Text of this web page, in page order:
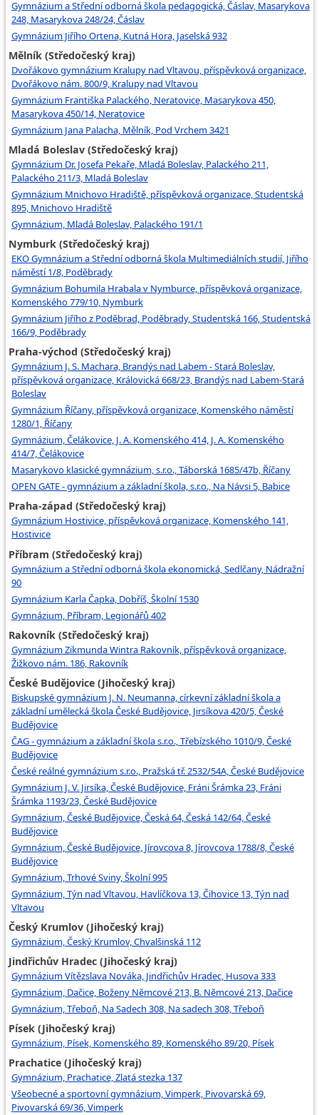
Gymnázium a Střední odborná škola pedagogická, Čáslav, Masarykova
248, Masarykova 248/24, Čáslav
Gymnázium Jiřího Ortena, Kutná Hora, Jaselská 932
Mělník (Středočeský kraj)
Dvořákovo gymnázium Kralupy nad Vltavou, příspěvková organizace,
Dvořákovo nám. 800/9, Kralupy nad Vltavou
Gymnázium Františka Palackého, Neratovice, Masarykova 450,
Masarykova 450/14, Neratovice
Gymnázium Jana Palacha, Mělník, Pod Vrchem 3421
Mladá Boleslav (Středočeský kraj)
Gymnázium Dr. Josefa Pekaře, Mladá Boleslav, Palackého 211,
Palackého 211/3, Mladá Boleslav
Gymnázium Mnichovo Hradiště, příspěvková organizace, Studentská
895, Mnichovo Hradiště
Gymnázium, Mladá Boleslav, Palackého 191/1
Nymburk (Středočeský kraj)
EKO Gymnázium a Střední odborná škola Multimediálních studií, Jiřího
náměstí 1/8, Poděbrady
Gymnázium Bohumila Hrabala v Nymburce, příspěvková organizace,
Komenského 779/10, Nymburk
Gymnázium Jiřího z Poděbrad, Poděbrady, Studentská 166, Studentská
166/9, Poděbrady
Praha-východ (Středočeský kraj)
Gymnázium J. S. Machara, Brandýs nad Labem - Stará Boleslav,
příspěvková organizace, Královická 668/23, Brandýs nad Labem-Stará
Boleslav
Gymnázium Říčany, příspěvková organizace, Komenského náměstí
1280/1, Říčany
Gymnázium, Čelákovice, J. A. Komenského 414, J. A. Komenského
414/7, Čelákovice
Masarykovo klasické gymnázium, s.r.o., Táborská 1685/47b, Říčany
OPEN GATE - gymnázium a základní škola, s.r.o., Na Návsi 5, Babice
Praha-západ (Středočeský kraj)
Gymnázium Hostivice, příspěvková organizace, Komenského 141,
Hostivice
Příbram (Středočeský kraj)
Gymnázium a Střední odborná škola ekonomická, Sedlčany, Nádražní
90
Gymnázium Karla Čapka, Dobříš, Školní 1530
Gymnázium, Příbram, Legionářů 402
Rakovník (Středočeský kraj)
Gymnázium Zikmunda Wintra Rakovník, příspěvková organizace,
Žižkovo nám. 186, Rakovník
České Budějovice (Jihočeský kraj)
Biskupské gymnázium J. N. Neumanna, církevní základní škola a
základní umělecká škola České Budějovice, Jirsíkova 420/5, České
Budějovice
ČAG - gymnázium a základní škola s.r.o., Třebízského 1010/9, České
Budějovice
České reálné gymnázium s.r.o., Pražská tř. 2532/54A, České Budějovice
Gymnázium J. V. Jirsíka, České Budějovice, Fráni Šrámka 23, Fráni
Šrámka 1193/23, České Budějovice
Gymnázium, České Budějovice, Česká 64, Česká 142/64, České
Budějovice
Gymnázium, České Budějovice, Jírovcova 8, Jírovcova 1788/8, České
Budějovice
Gymnázium, Trhové Sviny, Školní 995
Gymnázium, Týn nad Vltavou, Havlíčkova 13, Čihovice 13, Týn nad
Vltavou
Český Krumlov (Jihočeský kraj)
Gymnázium, Český Krumlov, Chvalšinská 112
Jindřichův Hradec (Jihočeský kraj)
Gymnázium Vítězslava Nováka, Jindřichův Hradec, Husova 333
Gymnázium, Dačice, Boženy Němcové 213, B. Němcové 213, Dačice
Gymnázium, Třeboň, Na Sadech 308, Na sadech 308, Třeboň
Písek (Jihočeský kraj)
Gymnázium, Písek, Komenského 89, Komenského 89/20, Písek
Prachatice (Jihočeský kraj)
Gymnázium, Prachatice, Zlatá stezka 137
Všeobecné a sportovní gymnázium, Vimperk, Pivovarská 69,
Pivovarská 69/36, Vimperk